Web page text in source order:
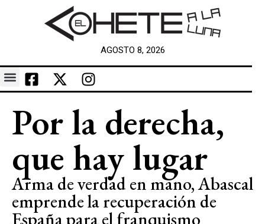
AGOSTO 8, 2026
Por la derecha,
que hay lugar
Arma de verdad en mano, Abascal
emprende la recuperación de
España para el franquismo